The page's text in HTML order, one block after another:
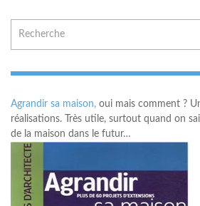
Agrandir sa maison, oui mais comment ?
réalisations. Très utile, surtout quand on
de la maison dans le futur…